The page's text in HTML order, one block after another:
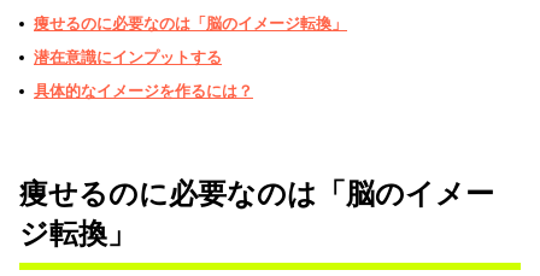
痩せるのに必要なのは「脳のイメージ転換」
潜在意識にインプットする
具体的なイメージを作るには？
痩せるのに必要なのは「脳のイメー
ジ転換」